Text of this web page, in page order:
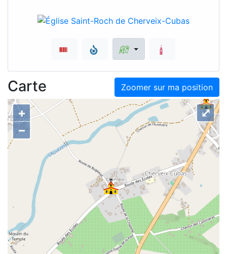
Zoomer sur ma position
Carte
+
–
⤢